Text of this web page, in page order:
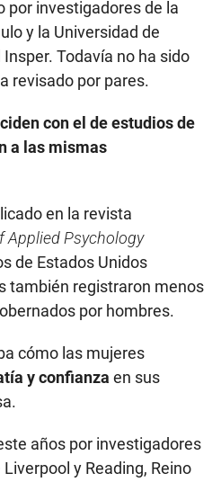
por investigadores de la
y la Universidad de
Todavía no ha sido
revisado por pares.
con el de estudios de
a las mismas
en la revista
Applied Psychology
de Estados Unidos
también registraron menos
por hombres.
cómo las mujeres
y confianza en sus
años por investigadores
y Reading, Reino